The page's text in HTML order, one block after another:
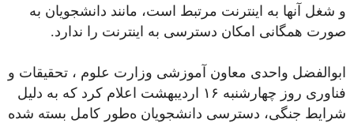
و شغل آنها به اینترنت مرتبط است، مانند دانشجویان به
صورت همگانی امکان دسترسی به اینترنت را ندارد.
ابوالفضل واحدی معاون آموزشی وزارت علوم ، تحقیقات و
فناوری روز چهارشنبه ۱۶ اردیبهشت اعلام کرد که به دلیل
شرایط جنگی، دسترسی‌ دانشجویان ه‌طور کامل بسته شده